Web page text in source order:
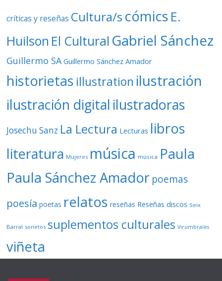
críticas y reseñas Cultura/s cómics E.
Huilson El Cultural Gabriel Sánchez
Guillermo SA Guillermo Sánchez Amador
historietas illustration ilustración
ilustración digital ilustradoras
Josechu Sanz La Lectura Lecturas libros
literatura Mujeres música música Paula
Paula Sánchez Amador poemas
poesía poetas relatos reseñas Reseñas discos Seix
Barral sonetos suplementos culturales Virumbrales
viñeta